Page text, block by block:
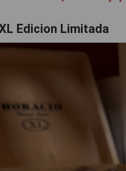
Edicion Limitada